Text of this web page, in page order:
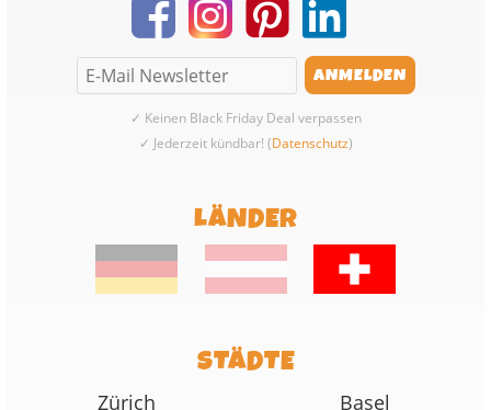
✓ Keinen Black Friday Deal verpassen
✓ Jederzeit kündbar! (Datenschutz)
LÄNDER
STÄDTE
Zürich Basel